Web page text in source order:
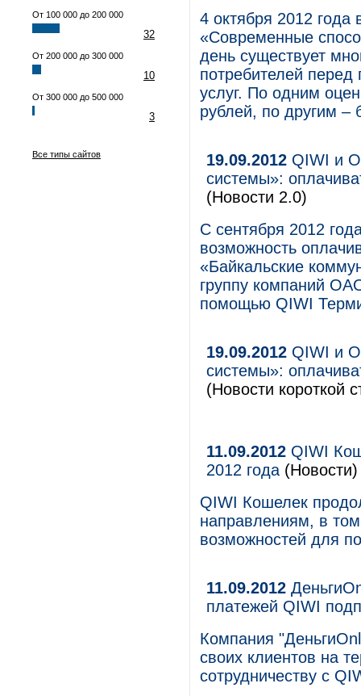
От 100 000 до 200 000
32
От 200 000 до 300 000
10
От 300 000 до 500 000
3
Все типы сайтов
4 октября 2012 года
«Современные
день существует
потребителей
услуг. По одним
рублей, по другим –
19.09.2012 QIWI и
системы»:
(Новости 2.0)
С сентября 2012
возможность
«Байкальские
группу компаний
помощью QIWI
19.09.2012 QIWI и
системы»:
(Новости короткой
11.09.2012 QIWI
2012 года (Новости)
QIWI Кошелек
направлениям, в
возможностей для
11.09.2012
платежей QIWI
Компания
своих клиентов на
сотрудничеству с